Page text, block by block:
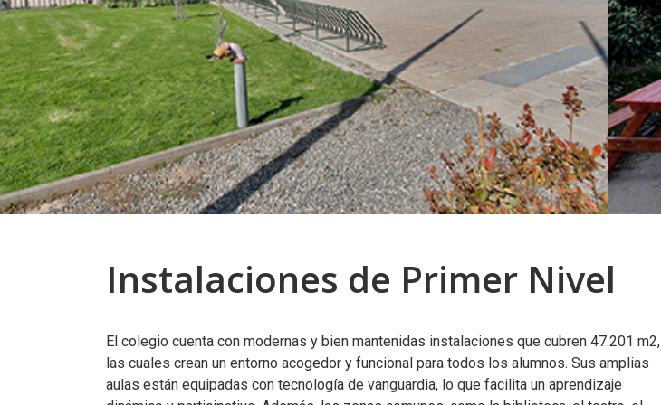
Instalaciones de Primer Nivel
El colegio cuenta con modernas y bien mantenidas instalaciones que cubren 47.201 m2,
las cuales crean un entorno acogedor y funcional para todos los alumnos. Sus amplias
aulas están equipadas con tecnología de vanguardia, lo que facilita un aprendizaje